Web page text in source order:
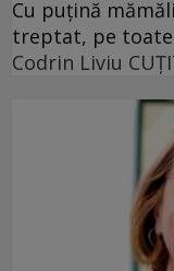
Cu puţină
treptat, pe
Codrin Liviu